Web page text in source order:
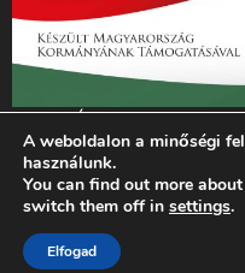
„Az Új Ember katolikus
támogatását az
szerződés keretében 3
Emberi
© 2026 Magyar Kurír - Új
A weboldalon a minőségi
használunk.
You can find out more
switch them off in settings.
Elfogad